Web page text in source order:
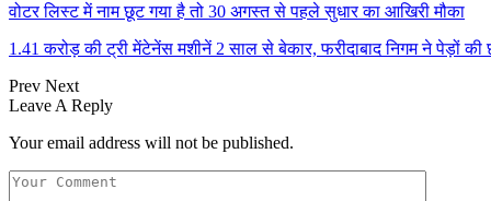
वोटर लिस्ट में नाम छूट गया है तो 30 अगस्त से पहले सुधार का आखिरी मौका
1.41 करोड़ की ट्री मेंटेनेंस मशीनें 2 साल से बेकार, फरीदाबाद निगम ने पेड़ों
Prev Next
Leave A Reply
Your email address will not be published.